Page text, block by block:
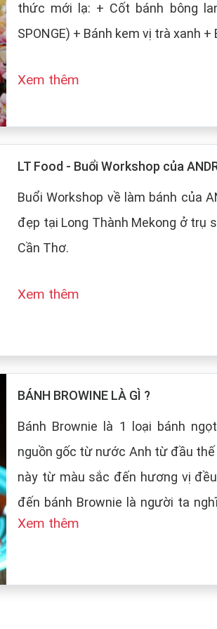
thức mới lạ: + Cốt bánh bông
SPONGE) + Bánh kem vị trà xanh +
Xem thêm
LT Food - Buổi Workshop của
Buổi Workshop về làm bánh của
đẹp tại Long Thành Mekong ở trụ
Cần Thơ.
Xem thêm
BÁNH BROWINE LÀ GÌ ?
Bánh Brownie là 1 loại bánh
nguồn gốc từ nước Anh từ đầu
này từ màu sắc đến hương vị
đến bánh Brownie là người ta
tên bánh là Brown (màu nâu)
Xem thêm